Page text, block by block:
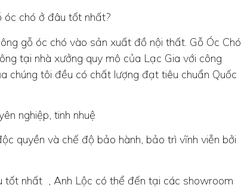
óc chó ở đâu tốt nhất?
gỗ óc chó vào sản xuất đồ nội thất. Gỗ Óc Chó
tại nhà xưởng quy mô của Lạc Gia với công
chúng tôi đều có chất lượng đạt tiêu chuẩn Quốc
nghiệp, tinh nhuệ
quyền và chế độ bảo hành, bảo trì vĩnh viễn bởi
tốt nhất , Anh Lộc có thể đến tại các showroom